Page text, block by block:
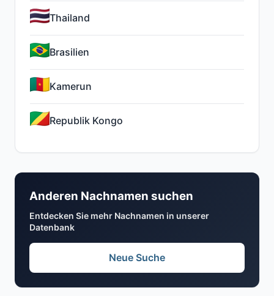
Thailand
Brasilien
Kamerun
Republik Kongo
Anderen Nachnamen suchen
Entdecken Sie mehr Nachnamen in unserer
Datenbank
Neue Suche